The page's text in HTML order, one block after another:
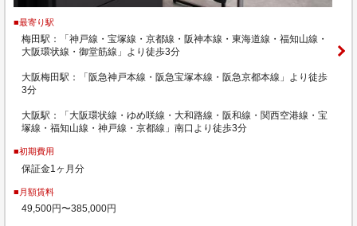
■最寄り駅
梅田駅：「神戸線・宝塚線・京都線・阪神本線・東海道線・福知山線・
大阪環状線・御堂筋線」より徒歩3分
大阪梅田駅：「阪急神戸本線・阪急宝塚本線・阪急京都本線」より徒歩
3分
大阪駅：「大阪環状線・ゆめ咲線・大和路線・阪和線・関西空港線・宝
塚線・福知山線・神戸線・京都線」南口より徒歩3分
■初期費用
保証金1ヶ月分
■月額賃料
49,500円〜385,000円